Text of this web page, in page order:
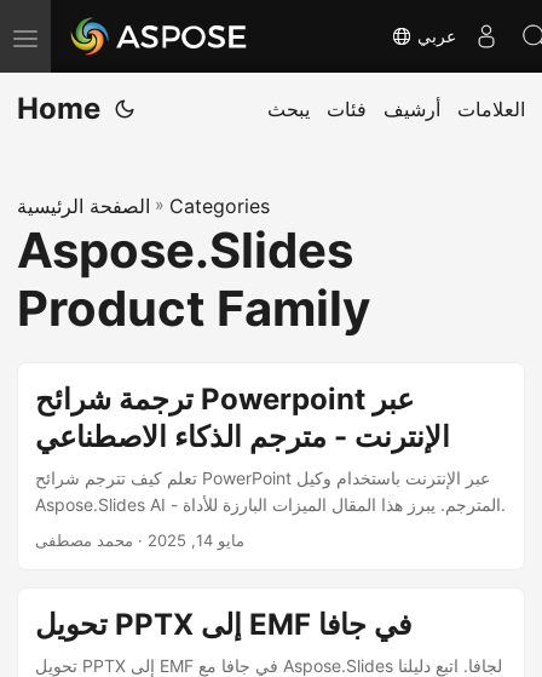
ت
ب
د
ا
ل
ن
عربي
Home يبحث فئات أرشيف العلامات
الصفحة الرئيسية » Categories
Aspose.Slides
Product Family
ترجمة شرائح Powerpoint عبر
الإنترنت - مترجم الذكاء الاصطناعي
تعلم كيف تترجم شرائح PowerPoint عبر الإنترنت باستخدام وكيل
Aspose.Slides AI - المترجم. يبرز هذا المقال الميزات البارزة للأداة.
مايو 14, 2025 · محمد مصطفى
تحويل PPTX إلى EMF في جافا
تحويل PPTX إلى EMF في جافا مع Aspose.Slides لجافا. اتبع دليلنا